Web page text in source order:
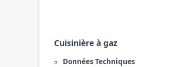
Cuisinière à gaz
Données Techniques